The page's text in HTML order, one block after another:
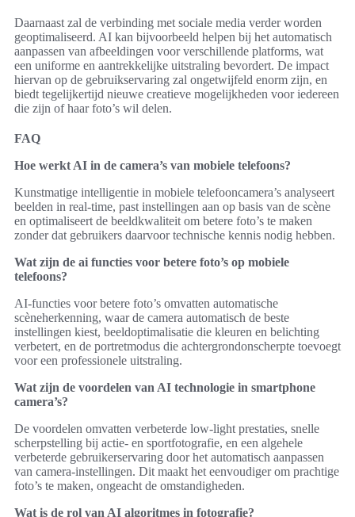
Daarnaast zal de verbinding met sociale media verder worden
geoptimaliseerd. AI kan bijvoorbeeld helpen bij het automatisch
aanpassen van afbeeldingen voor verschillende platforms, wat
een uniforme en aantrekkelijke uitstraling bevordert. De impact
hiervan op de gebruikservaring zal ongetwijfeld enorm zijn, en
biedt tegelijkertijd nieuwe creatieve mogelijkheden voor iedereen
die zijn of haar foto’s wil delen.
FAQ
Hoe werkt AI in de camera’s van mobiele telefoons?
Kunstmatige intelligentie in mobiele telefooncamera’s analyseert
beelden in real-time, past instellingen aan op basis van de scène
en optimaliseert de beeldkwaliteit om betere foto’s te maken
zonder dat gebruikers daarvoor technische kennis nodig hebben.
Wat zijn de ai functies voor betere foto’s op mobiele
telefoons?
AI-functies voor betere foto’s omvatten automatische
scèneherkenning, waar de camera automatisch de beste
instellingen kiest, beeldoptimalisatie die kleuren en belichting
verbetert, en de portretmodus die achtergrondonscherpte toevoegt
voor een professionele uitstraling.
Wat zijn de voordelen van AI technologie in smartphone
camera’s?
De voordelen omvatten verbeterde low-light prestaties, snelle
scherpstelling bij actie- en sportfotografie, en een algehele
verbeterde gebruikerservaring door het automatisch aanpassen
van camera-instellingen. Dit maakt het eenvoudiger om prachtige
foto’s te maken, ongeacht de omstandigheden.
Wat is de rol van AI algoritmes in fotografie?